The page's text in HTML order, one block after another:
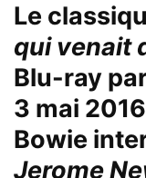
Le
qui venait
Blu-ray
3 mai
Bowie
Jerome